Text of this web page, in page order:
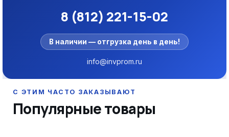
8 (812) 221-15-02
В наличии — отгрузка день в день!
info@invprom.ru
Популярные товары